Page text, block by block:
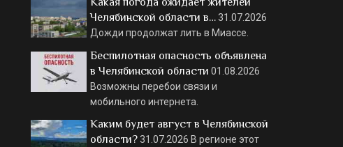
Челябинской области в…31.07.2026
Дожди продолжат лить в Миассе.
Беспилотная опасность объявлена
в Челябинской области 01.08.2026
Возможны перебои связи и
мобильного интернета.
Каким будет август в Челябинской
области?31.07.2026 В регионе этот